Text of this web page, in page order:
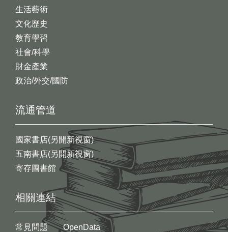
生活藝術
文化歷史
教育學習
社會/科學
財金產業
政治/外交/國防
流通管道
國家書店(另開新視窗)
五南書店(另開新視窗)
寄存圖書館
相關連結
常見問題
OpenData